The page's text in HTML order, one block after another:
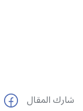
شارك المقال